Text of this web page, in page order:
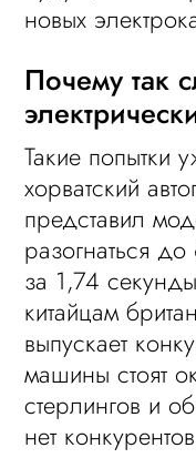
новых
Почему так
Такие попытки
хорватский
представил
разогнаться
за 1,74
китайцам
выпускает
машины стоят
стерлингов и
нет